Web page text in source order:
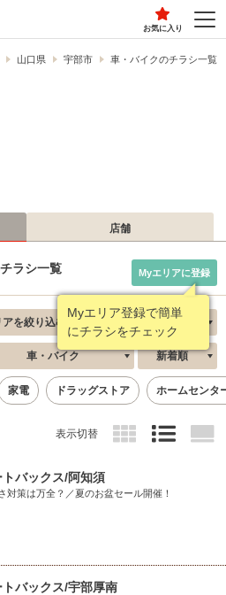
お気に入り
山口県 宇部市 車・バイクのチラシ一覧
店舗
ラシ一覧
Myエリア登録で簡単
にチラシをチェック
Myエリアに登録
を絞り込む
車・バイク 新着順
家電 ドラッグストア ホームセンタ
表示切替
トバックス/阿知須
対策は万全？／夏のお盆セール開催！
トバックス/宇部厚南